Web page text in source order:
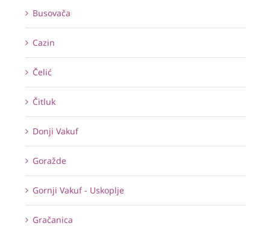
Busovača
Cazin
Čelić
Čitluk
Donji Vakuf
Goražde
Gornji Vakuf - Uskoplje
Gračanica